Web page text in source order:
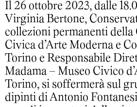
Il 26 ottobre 2023, dalle
Virginia Bertone,
collezioni permanenti della
Civica d’Arte Moderna e
Torino e Responsabile
Madama – Museo Civico
Torino, si soffermerà sul
dipinti di Antonio